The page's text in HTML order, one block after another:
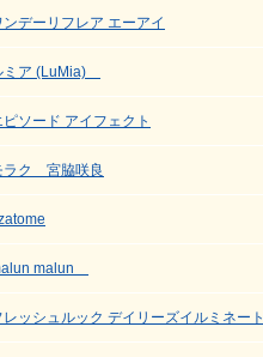
ンデーリフレア エーアイ
ミア (LuMia)
ピソード アイフェクト
ラク 宮脇咲良
malun
レッシュルック デイリーズイルミネート